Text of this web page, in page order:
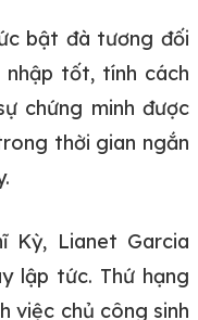
bật đà tương đối
tốt, tính cách
chứng minh được
thời gian ngắn
Kỳ, Lianet Garcia
lập tức. Thứ hạng
việc chủ công sinh